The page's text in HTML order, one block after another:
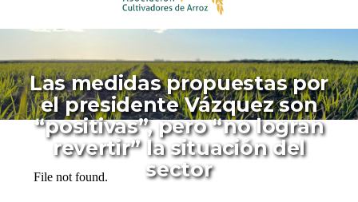
Las medidas propuestas por
el presidente Vázquez son
“positivas”, pero “no logran
revertir” la situación del
sector